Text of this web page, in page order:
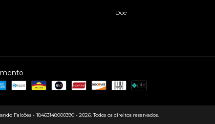
Doe
Falcões - 18463148000390 - 2026. Todos os direitos reservados.